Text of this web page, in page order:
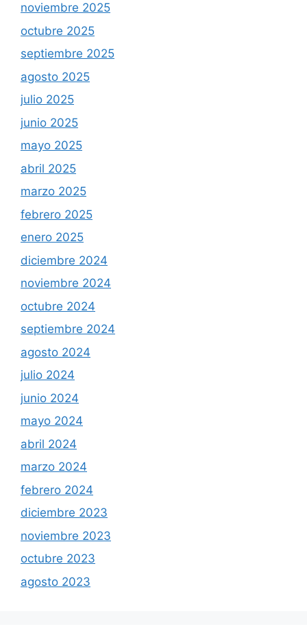
noviembre 2025
octubre 2025
septiembre 2025
agosto 2025
julio 2025
junio 2025
mayo 2025
abril 2025
marzo 2025
febrero 2025
enero 2025
diciembre 2024
noviembre 2024
octubre 2024
septiembre 2024
agosto 2024
julio 2024
junio 2024
mayo 2024
abril 2024
marzo 2024
febrero 2024
diciembre 2023
noviembre 2023
octubre 2023
agosto 2023